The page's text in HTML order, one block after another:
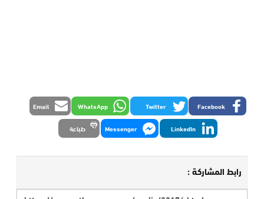
Facebook
Twitter
WhatsApp
Email
LinkedIn
Messenger طباعة
رابط المشاركة :